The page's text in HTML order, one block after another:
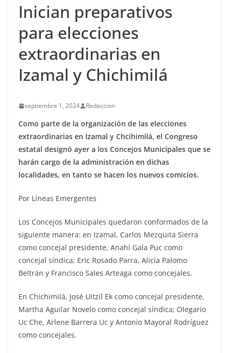
Inician preparativos
para elecciones
extraordinarias en
Izamal y Chichimilá
septiembre 1, 2024 Redaccion
Como parte de la organización de las elecciones
extraordinarias en Izamal y Chcihimilá, el Congreso
estatal designó ayer a los Concejos Municipales que se
harán cargo de la administración en dichas
localidades, en tanto se hacen los nuevos comicios.
Por Líneas Emergentes
Los Concejos Municipales quedaron conformados de la
siguiente manera: en Izamal, Carlos Mezquita Sierra
como concejal presidente, Anahí Gala Puc como
concejal síndica; Eric Rosado Parra, Alicia Palomo
Beltrán y Francisco Sales Arteaga como concejales.
En Chichimilá, José Uitzil Ek como concejal presidente,
Martha Aguilar Novelo como concejal síndica; Olegario
Uc Che, Arlene Barrera Uc y Antonio Mayoral Rodríguez
como concejales.